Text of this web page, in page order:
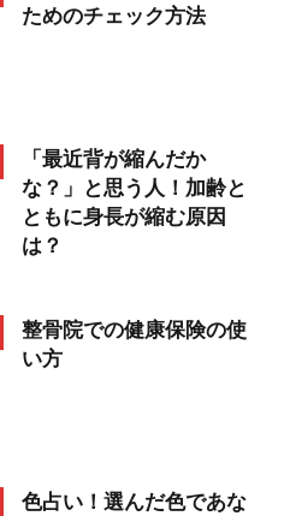
ためのチェック方法
「最近背が縮んだか
な？」と思う人！加齢と
ともに身長が縮む原因
は？
整骨院での健康保険の使
い方
色占い！選んだ色であな